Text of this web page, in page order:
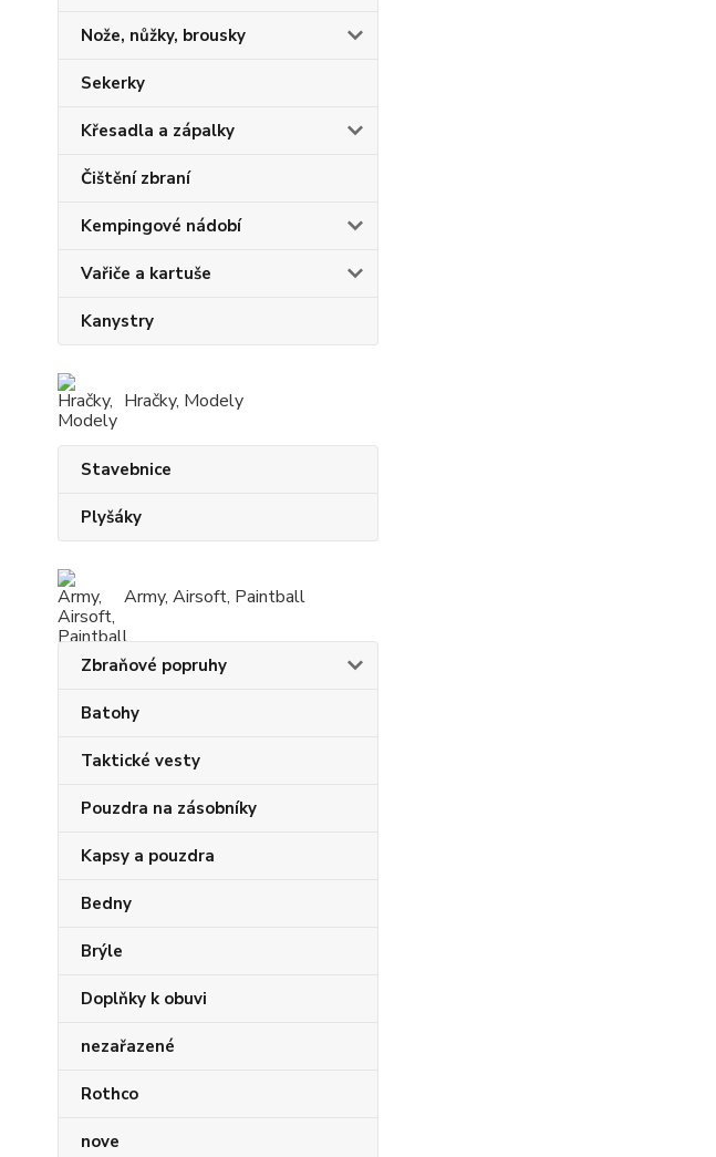
Nože, nůžky, brousky
Sekerky
Křesadla a zápalky
Čištění zbraní
Kempingové nádobí
Vařiče a kartuše
Kanystry
Hračky, Modely
Stavebnice
Plyšáky
Army, Airsoft, Paintball
Zbraňové popruhy
Batohy
Taktické vesty
Pouzdra na zásobníky
Kapsy a pouzdra
Bedny
Brýle
Doplňky k obuvi
nezařazené
Rothco
nove